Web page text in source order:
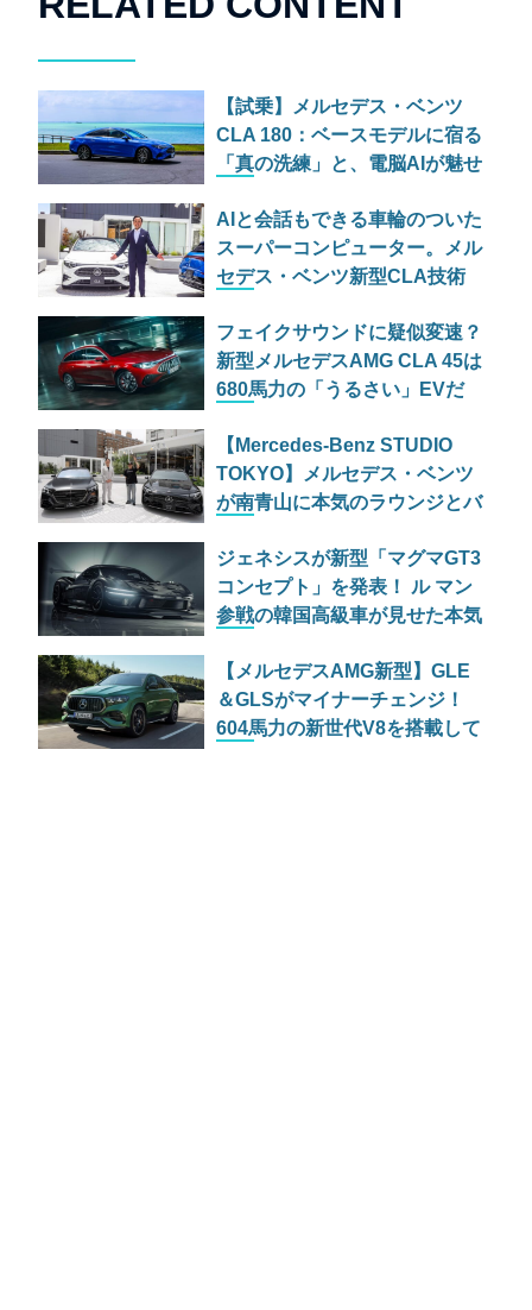
【試乗】メルセデス・ベンツ
CLA 180：ベースモデルに宿る
「真の洗練」と、電脳AIが魅せ
AIと会話もできる車輪のついた
スーパーコンピューター。メル
セデス・ベンツ新型CLA技術
「MB.OS」と妥協なき安全哲
学
フェイクサウンドに疑似変速？
新型メルセデスAMG CLA 45は
680馬力の「うるさい」EVだ
【Mercedes-Benz STUDIO
TOKYO】メルセデス・ベンツ
が南青山に本気のラウンジとバ
ジェネシスが新型「マグマGT3
コンセプト」を発表！ ル マン
参戦の韓国高級車が見せた本気
【メルセデスAMG新型】GLE
＆GLSがマイナーチェンジ！
604馬力の新世代V8を搭載して